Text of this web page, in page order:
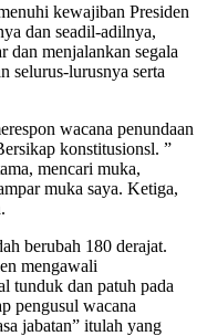
kewajiban Presiden
dan seadil-adilnya,
dan menjalankan segala
selurus-lurusnya serta
wacana penundaan
konstitusionsl. ”
mencari muka,
muka saya. Ketiga,
berubah 180 derajat.
mengawali
tunduk dan patuh pada
pengusul wacana
jabatan” itulah yang